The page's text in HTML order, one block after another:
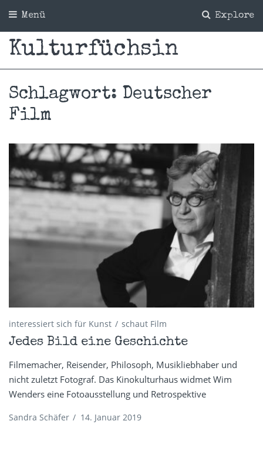
Explore
Menü
Kulturfüchsin
Schlagwort: Deutscher
Film
interessiert sich für Kunst schaut Film
Jedes Bild eine Geschichte
Filmemacher, Reisender, Philosoph, Musikliebhaber und
nicht zuletzt Fotograf. Das Kinokulturhaus widmet Wim
Wenders eine Fotoausstellung und Retrospektive
Sandra Schäfer / 14. Januar 2019